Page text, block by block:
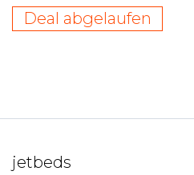
Deal abgelaufen
jetbeds